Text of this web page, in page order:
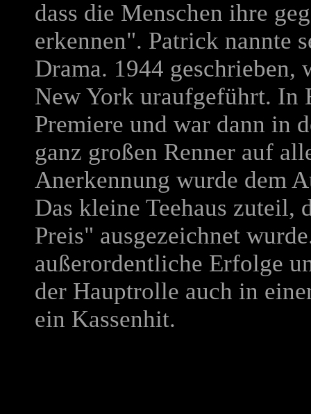
dass die Menschen ihre
erkennen". Patrick nannte
Drama. 1944 geschrieben,
New York uraufgeführt. In
Premiere und war dann in
ganz großen Renner auf
Anerkennung wurde dem
Das kleine Teehaus zuteil,
Preis" ausgezeichnet
außerordentliche Erfolge
der Hauptrolle auch in
ein Kassenhit.